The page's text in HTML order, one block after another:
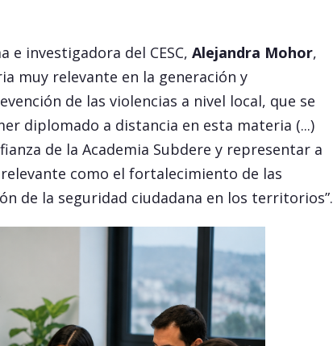
investigadora del CESC, Alejandra Mohor,
muy relevante en la generación y
de las violencias a nivel local, que se
diplomado a distancia en esta materia (...)
de la Academia Subdere y representar a
como el fortalecimiento de las
de la seguridad ciudadana en los territorios”.